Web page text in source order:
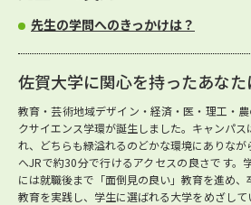
先生の学問へのきっかけは？
佐賀大学に関心を持ったあなた
教育・芸術地域デザイン・経済・医・理工・
クサイエンス学環が誕生しました。キャンパ
れ、どちらも緑溢れるのどかな環境にありな
へJRで約30分で行けるアクセスの良さです。
には就職後まで「面倒見の良い」教育を進め
教育を実践し、学生に選ばれる大学をめざし